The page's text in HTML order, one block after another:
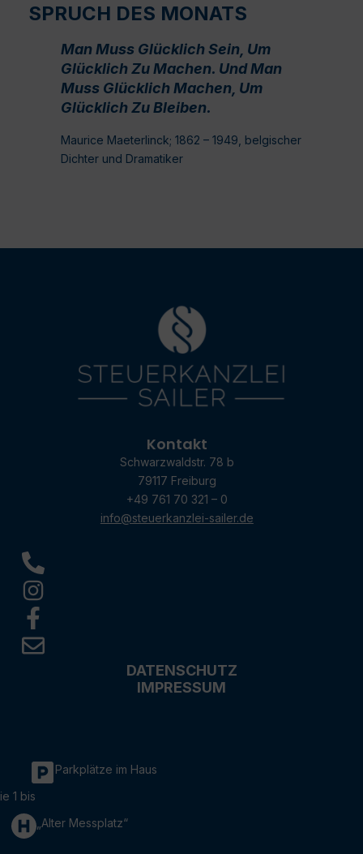
SPRUCH DES MONATS
Man Muss Glücklich Sein, Um
Glücklich Zu Machen. Und Man
Muss Glücklich Machen, Um
Glücklich Zu Bleiben.
Maurice Maeterlinck; 1862 – 1949, belgischer
Dichter und Dramatiker
Kontakt
Schwarzwaldstr. 78 b
79117 Freiburg
+49 761 70 321 – 0
info@steuerkanzlei-sailer.de
DATENSCHUTZ
IMPRESSUM
Parkplätze im Haus
1 bis
„Alter Messplatz“